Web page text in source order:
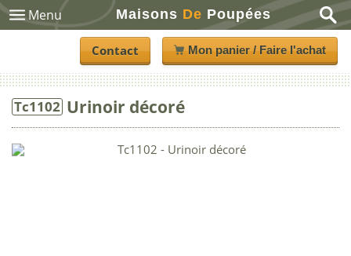
Menu Maisons De Poupées
Contact Mon panier / Faire l'achat
Tc1102 Urinoir décoré